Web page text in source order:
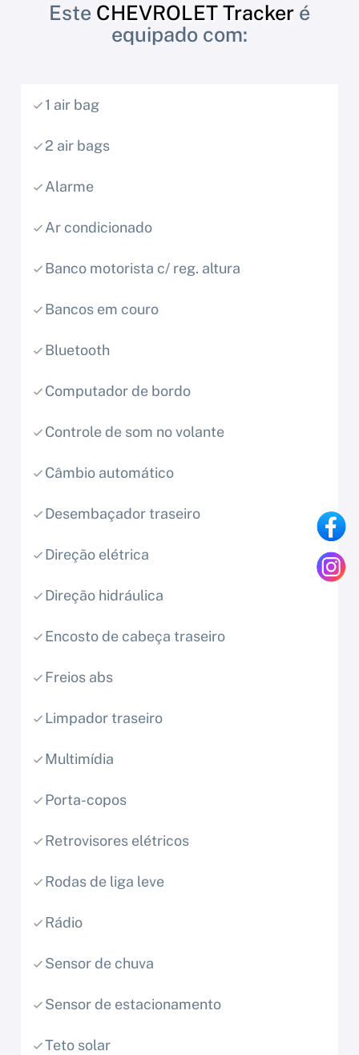
Este CHEVROLET Tracker é
equipado com:
1 air bag
2 air bags
Alarme
Ar condicionado
Banco motorista c/ reg. altura
Bancos em couro
Bluetooth
Computador de bordo
Controle de som no volante
Câmbio automático
Desembaçador traseiro
Direção elétrica
Direção hidráulica
Encosto de cabeça traseiro
Freios abs
Limpador traseiro
Multimídia
Porta-copos
Retrovisores elétricos
Rodas de liga leve
Rádio
Sensor de chuva
Sensor de estacionamento
Teto solar